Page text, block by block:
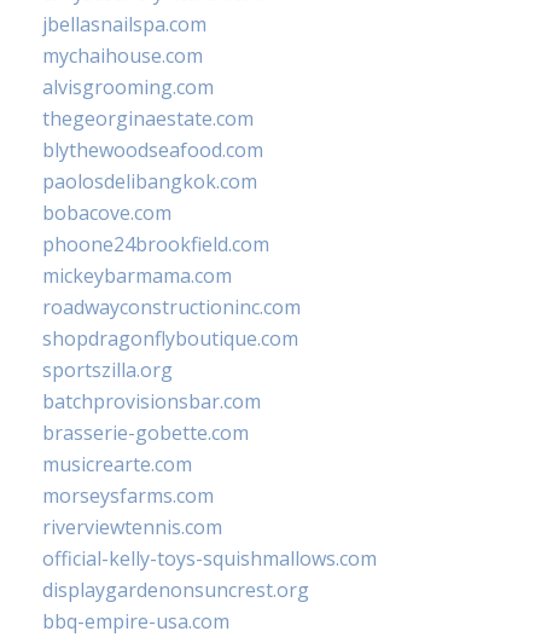
jbellasnailspa.com
mychaihouse.com
alvisgrooming.com
thegeorginaestate.com
blythewoodseafood.com
paolosdelibangkok.com
bobacove.com
phoone24brookfield.com
mickeybarmama.com
roadwayconstructioninc.com
shopdragonflyboutique.com
sportszilla.org
batchprovisionsbar.com
brasserie-gobette.com
musicrearte.com
morseysfarms.com
riverviewtennis.com
official-kelly-toys-squishmallows.com
displaygardenonsuncrest.org
bbq-empire-usa.com